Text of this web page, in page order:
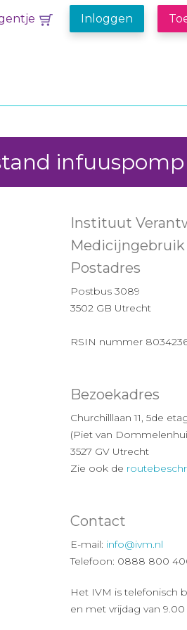
Inloggen
infuuspomp
Instituut
Medicijngebruik
Postadres
Postbus 3089
3502 GB Utrecht
RSIN nummer
Bezoekadres
Churchilllaan 11, 5de
(Piet van
3527 GV Utrecht
Zie ook de
Contact
E-mail: info@ivm.nl
Telefoon: 0888 800
Het IVM is telefonisch
en met vrijdag van 9.00